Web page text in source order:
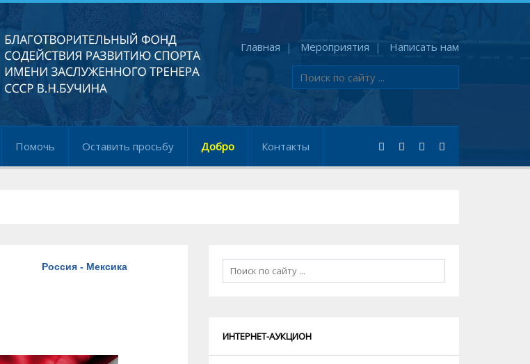
Главная Мероприятия Написать нам
Помочь Оставить просьбу Добро Контакты
Россия - Мексика
ИНТЕРНЕТ-АУКЦИОН